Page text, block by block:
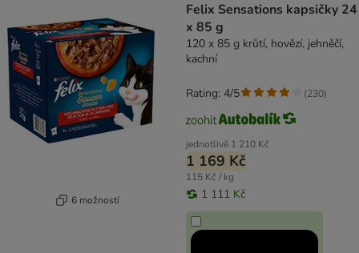
6 možností
Felix Sensations kapsičky 24
x 85 g
120 x 85 g krůtí, hovězí, jehněčí,
kachní
jednotlivě 1 210 Kč
1 169 Kč
115 Kč / kg
1 111 Kč
Rating: 4/5 (230)